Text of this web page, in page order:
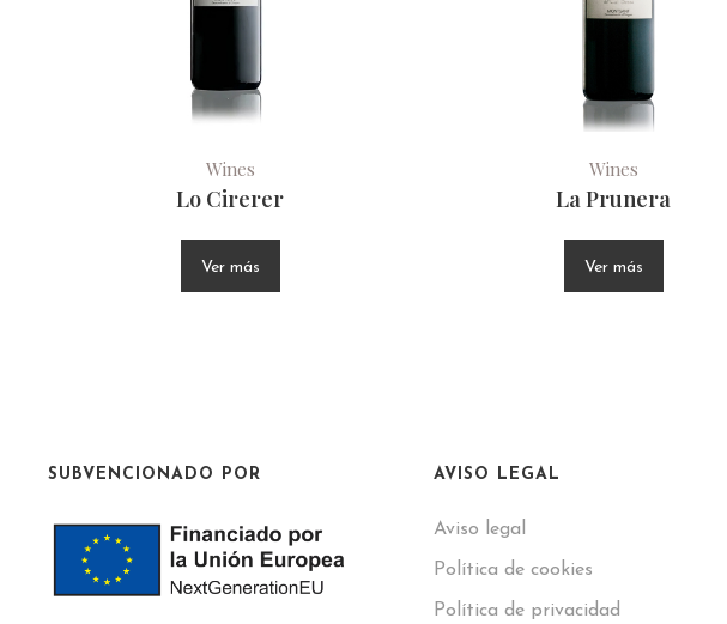
Wines
Lo Cirerer
Ver más
Wines
La Prunera
Ver más
SUBVENCIONADO POR AVISO LEGAL
Aviso legal
Política de cookies
Política de privacidad